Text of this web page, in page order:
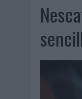
07/08/2026
07/08/2026